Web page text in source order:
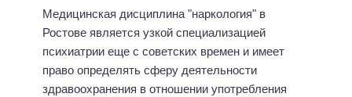
Медицинская дисциплина "наркология" в
Ростове является узкой специализацией
психиатрии еще с советских времен и имеет
право определять сферу деятельности
здравоохранения в отношении употребления